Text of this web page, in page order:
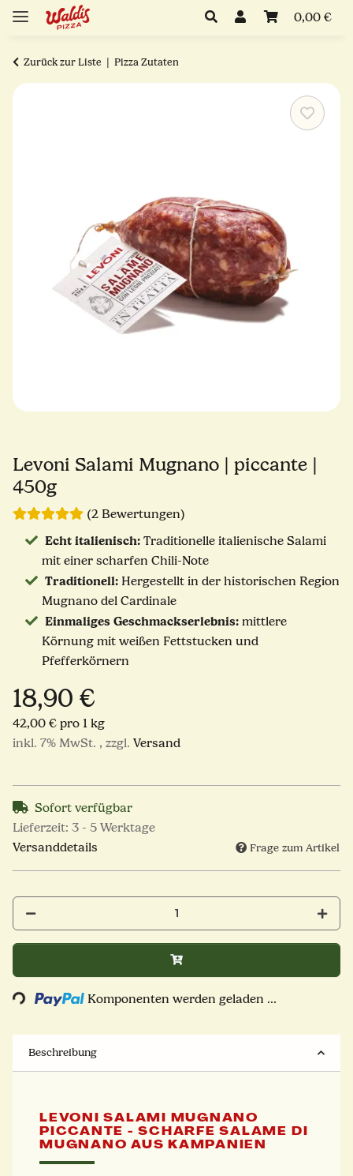
0,00 €
Zurück zur Liste Pizza Zutaten
Levoni Salami Mugnano | piccante |
450g
(2 Bewertungen)
Echt italienisch: Traditionelle italienische Salami
mit einer scharfen Chili-Note
Traditionell:Hergestellt in der historischen Region
Mugnano del Cardinale
Einmaliges Geschmackserlebnis: mittlere
Körnung mit weißen Fettstucken und
Pfefferkörnern
18,90 €
42,00 € pro 1 kg
inkl. 7% MwSt. , zzgl. Versand
Sofort verfügbar
Lieferzeit: 3 - 5 Werktage
Versanddetails
Frage zum Artikel
Loading... Komponenten werden geladen ...
Beschreibung
LEVONI SALAMI MUGNANO
PICCANTE - SCHARFE SALAME DI
MUGNANO AUS KAMPANIEN